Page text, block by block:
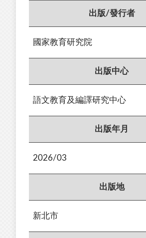
出版/發行者
國家教育研究院
出版中心
語文教育及編譯研究中心
出版年月
2026/03
出版地
新北市